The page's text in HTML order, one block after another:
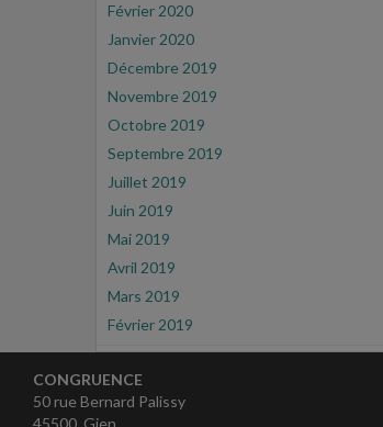
Février 2020
Janvier 2020
Décembre 2019
Novembre 2019
Octobre 2019
Septembre 2019
Juillet 2019
Juin 2019
Mai 2019
Avril 2019
Mars 2019
Février 2019
CONGRUENCE
50 rue Bernard Palissy
45500 Gien